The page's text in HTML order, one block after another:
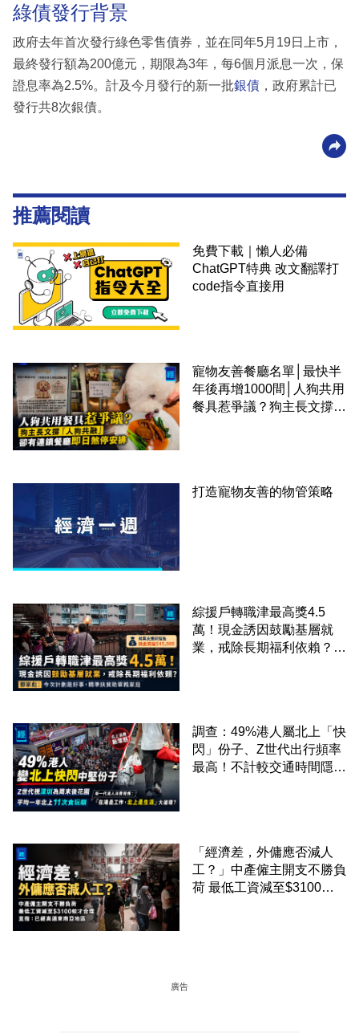
綠債發行背景
政府去年首次發行綠色零售債券，並在同年5月19日上市，
最終發行額為200億元，期限為3年，每6個月派息一次，保
證息率為2.5%。計及今月發行的新一批銀債 ，政府累計已
發行共8次銀債。
推薦閱讀
免費下載｜懶人必備
ChatGPT特典 改文翻譯打
code指令直接用
寵物友善餐廳名單│最快半
年後再增1000間│人狗共用
餐具惹爭議？狗主長文撐
打造寵物友善的物管策略
綜援戶轉職津最高獎4.5
萬！現金誘因鼓勵基層就
業，戒除長期福利依賴？鄧
調查：49%港人屬北上「快
閃」份子、Z世代出行頻率
最高！不計較交通時間隱形
「經濟差，外傭應否減人
工？」中產僱主開支不勝負
荷 最低工資減至$3100蚊
廣告